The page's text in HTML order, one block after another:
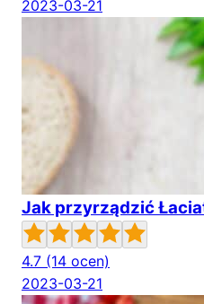
2023-03-21
Jak przyrządzić
4.7 (14 ocen)
2023-03-21